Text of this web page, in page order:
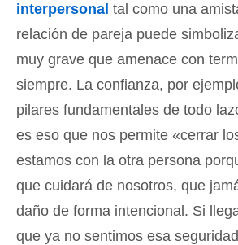
interpersonal tal como una
relación de pareja puede
muy grave que amenace con
siempre. La confianza, por
pilares fundamentales de todo
es eso que nos permite «cerrar
estamos con la otra persona
que cuidará de nosotros, que
daño de forma intencional. Si
que ya no sentimos esa